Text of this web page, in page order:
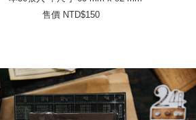
售價 NTD$150